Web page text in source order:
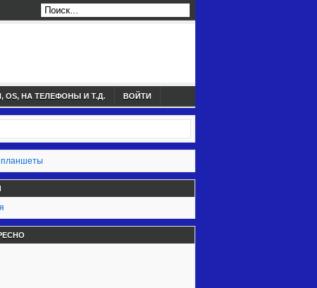
OS, НА ТЕЛЕФОНЫ И Т.Д. ВОЙТИ
планшеты